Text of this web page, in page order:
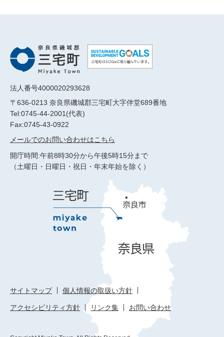
法人番号4000020293628
〒636-0213 奈良県磯城郡三宅町大字伴堂689番地
Tel:0745-44-2001(代表)
Fax:0745-43-0922
メールでのお問い合わせはこちら
開庁時間:午前8時30分から午後5時15分まで
（土曜日・日曜日・祝日・年末年始を除く）
サイトマップ 個人情報の取扱い方針
アクセシビリティ方針 リンク集 お問い合わせ